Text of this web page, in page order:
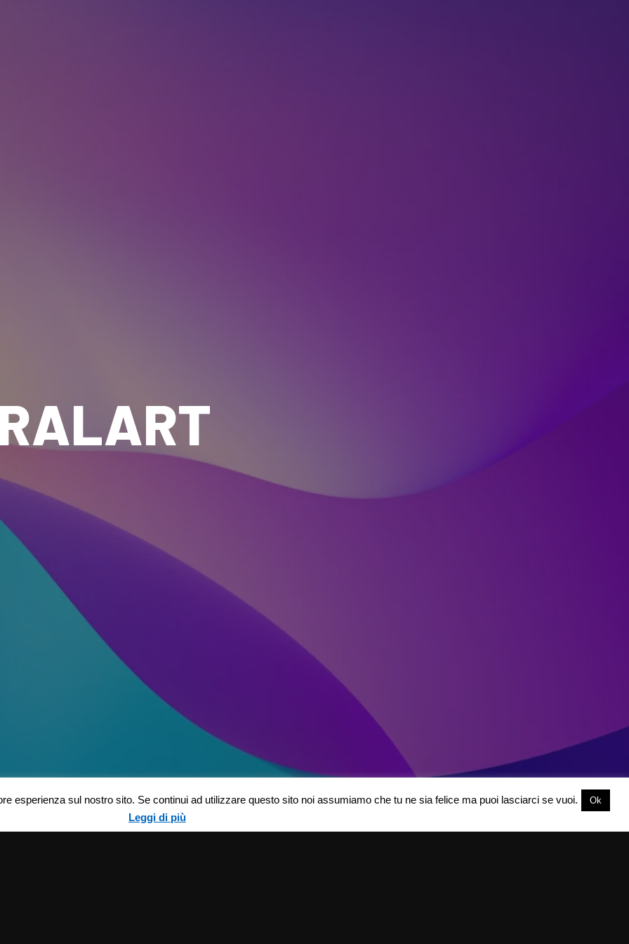
esperienza sul nostro sito. Se continui ad utilizzare questo sito noi assumiamo che tu ne sia felice ma puoi lasciarci se vuoi. Ok
Leggi di più